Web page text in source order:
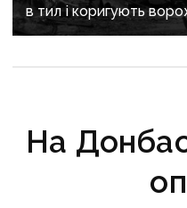
в тил і коригують
на Краматорському
На